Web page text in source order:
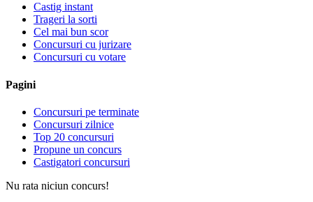
Castig instant
Trageri la sorti
Cel mai bun scor
Concursuri cu jurizare
Concursuri cu votare
Pagini
Concursuri pe terminate
Concursuri zilnice
Top 20 concursuri
Propune un concurs
Castigatori concursuri
Nu rata niciun concurs!